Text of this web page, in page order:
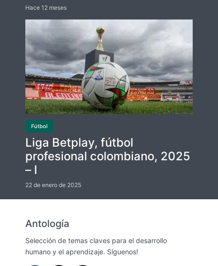
Hace 12 meses
Fútbol
Liga Betplay, fútbol
profesional colombiano, 2025
– I
22 de enero de 2025
Antología
Selección de temas claves para el desarrollo
humano y el aprendizaje. Síguenos!